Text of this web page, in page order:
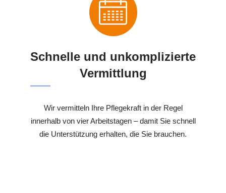
Schnelle und unkomplizierte
Vermittlung
Wir vermitteln Ihre Pflegekraft in der Regel
innerhalb von vier Arbeitstagen – damit Sie schnell
die Unterstützung erhalten, die Sie brauchen.